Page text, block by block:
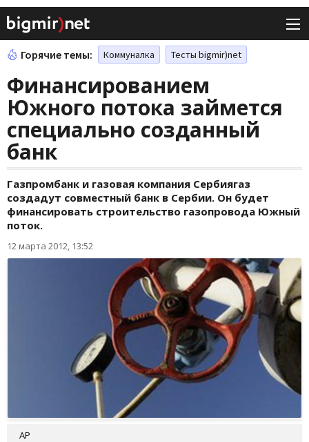
Горячие темы: Коммуналка Тесты bigmir)net
Финансированием
Южного потока займется
специально созданный
банк
Газпромбанк и газовая компания Сербиягаз
создадут совместный банк в Сербии. Он будет
финансировать строительство газопровода Южный
поток.
12 марта 2012, 13:52
АР